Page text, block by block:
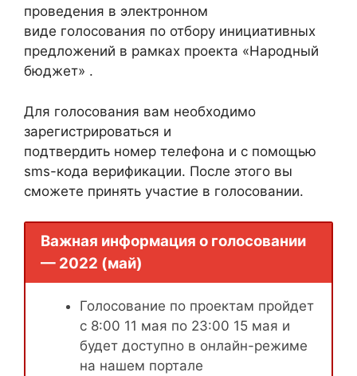
проведения в электронном
виде голосования по отбору инициативных
предложений в рамках проекта «Народный
бюджет» .
Для голосования вам необходимо
зарегистрироваться и
подтвердить номер телефона и с помощью
sms-кода верификации. После этого вы
сможете принять участие в голосовании.
Важная информация о голосовании
— 2022 (май)
Голосование по проектам пройдет
с 8:00 11 мая по 23:00 15 мая и
будет доступно в онлайн-режиме
на нашем портале